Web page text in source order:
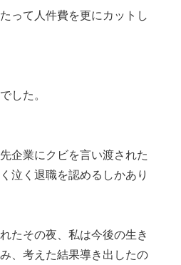
って人件費を更にカットし
した。
企業にクビを言い渡された
泣く退職を認めるしかあり
たその夜、私は今後の生き
、考えた結果導き出したの